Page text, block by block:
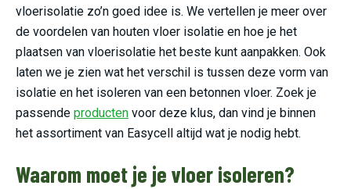
vloerisolatie zo’n goed idee is. We vertellen je meer over
de voordelen van houten vloer isolatie en hoe je het
plaatsen van vloerisolatie het beste kunt aanpakken. Ook
laten we je zien wat het verschil is tussen deze vorm van
isolatie en het isoleren van een betonnen vloer. Zoek je
passende producten voor deze klus, dan vind je binnen
het assortiment van Easycell altijd wat je nodig hebt.
Waarom moet je je vloer isoleren?